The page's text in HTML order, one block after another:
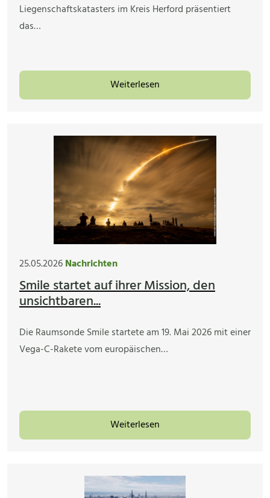
Liegenschaftskatasters im Kreis Herford präsentiert
das…
Weiterlesen
25.05.2026Nachrichten
Smile startet auf ihrer Mission, den
unsichtbaren...
Die Raumsonde Smile startete am 19. Mai 2026 mit einer
Vega-C-Rakete vom europäischen…
Weiterlesen